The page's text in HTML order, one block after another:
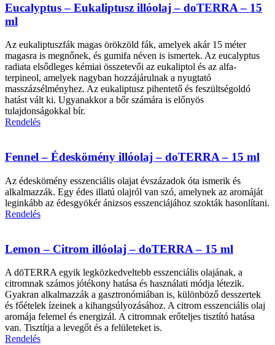
Eucalyptus – Eukaliptusz illóolaj – doTERRA – 15
ml
Az eukaliptuszfák magas örökzöld fák, amelyek akár 15 méter
magasra is megnőnek, és gumifa néven is ismertek. Az eucalyptus
radiata elsődleges kémiai összetevői az eukaliptol és az alfa-
terpineol, amelyek nagyban hozzájárulnak a nyugtató
masszázsélményhez. Az eukaliptusz pihentető és feszültségoldó
hatást vált ki. Ugyanakkor a bőr számára is előnyös
tulajdonságokkal bír.
Rendelés
Fennel – Édeskömény illóolaj – doTERRA – 15 ml
Az édeskömény esszenciális olajat évszázadok óta ismerik és
alkalmazzák. Egy édes illatú olajról van szó, amelynek az aromáját
leginkább az édesgyökér ánizsos esszenciájához szokták hasonlítani.
Rendelés
Lemon – Citrom illóolaj – doTERRA – 15 ml
A dōTERRA egyik legközkedveltebb esszenciális olajának, a
citromnak számos jótékony hatása és használati módja létezik.
Gyakran alkalmazzák a gasztronómiában is, különböző desszertek
és főételek ízeinek a kihangsúlyozásához. A citrom esszenciális olaj
aromája felemel és energizál. A citromnak erőteljes tisztító hatása
van. Tisztítja a levegőt és a felületeket is.
Rendelés